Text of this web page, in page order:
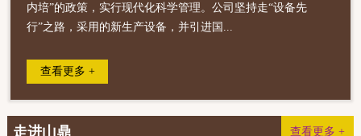
内培”的政策，实行现代化科学管理。公司坚持走“设备先
行”之路，采用的新生产设备，并引进国...
查看更多 +
查看更多 +
走进山鼎